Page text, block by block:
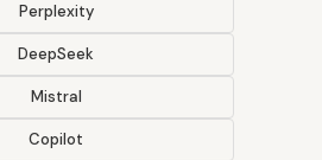
Perplexity
DeepSeek
Mistral
Copilot